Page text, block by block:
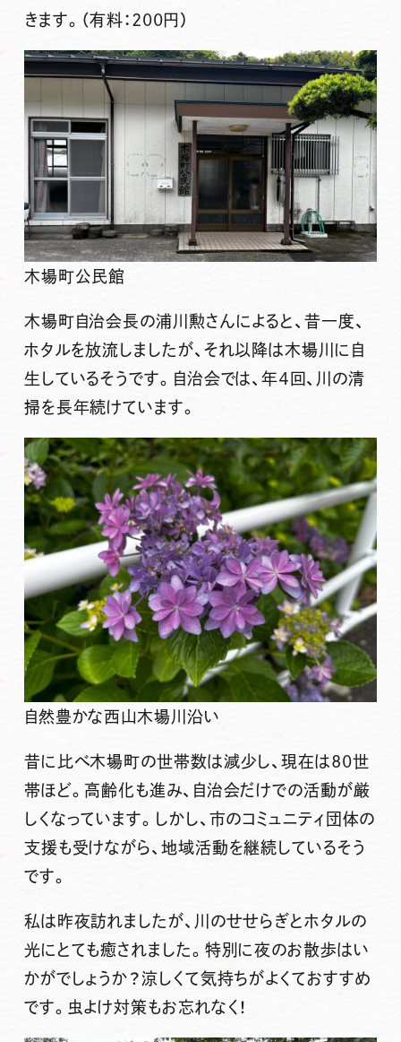
きます。（有料：200円）
木場町公民館
木場町自治会長の浦川勲さんによると、昔一度、
ホタルを放流しましたが、それ以降は木場川に自
生しているそうです。自治会では、年４回、川の清
掃を長年続けています。
自然豊かな西山木場川沿い
昔に比べ木場町の世帯数は減少し、現在は80世
帯ほど。高齢化も進み、自治会だけでの活動が厳
しくなっています。しかし、市のコミュニティ団体の
支援も受けながら、地域活動を継続しているそう
です。
私は昨夜訪れましたが、川のせせらぎとホタルの
光にとても癒されました。特別に夜のお散歩はい
かがでしょうか？涼しくて気持ちがよくておすすめ
です。虫よけ対策もお忘れなく！